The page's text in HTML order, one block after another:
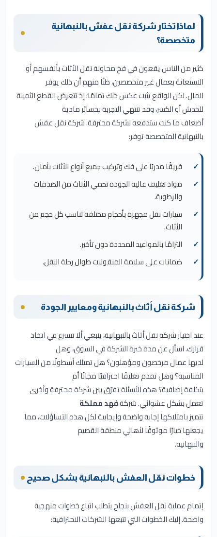
لماذا تختار شركة نقل عفش بالنبهانية
متخصصة؟
كثير من الناس يقعون في فخ محاولة نقل الأثاث بأنفسهم أو
الاستعانة بعمال غير متخصصين، ظنًّا منهم أن ذلك يوفر
المال. لكن الواقع يثبت عكس ذلك تمامًا؛ إذ تتعرض القطع الثمينة
للخدش أو الكسر، وقد تنتهي التجربة بخسائر مادية
أضعاف ما كنت ستدفعه لشركة محترفة. شركة نقل عفش
بالنبهانية المتخصصة توفر:
فريقًا مدربًا على فك وتركيب جميع أنواع الأثاث بأمان.
مواد تغليف عالية الجودة تحمي الأثاث من الصدمات
والرطوبة.
سيارات نقل مجهزة بأحجام مختلفة تناسب كل حجم من
الأثاث.
التزامًا بالمواعيد المحددة دون تأخير.
ضمانات على سلامة المنقولات طوال رحلة النقل.
شركة نقل أثاث بالنبهانية ومعايير الجودة
عند اختيار شركة نقل أثاث بالنبهانية، ينبغي ألا تتسرع في اتخاذ
قرارك. اسأل عن مدة خبرة الشركة في السوق، وهل
لديها عمال مرخصون ومؤهلون؟ هل تمتلك أسطولًا من السيارات
المناسبة؟ وهل تقدم تغليفًا احترافيًا مجانًا أم
بتكلفة إضافية؟ هذه الأسئلة تفرّق بين شركة محترفة وأخرى
تعمل بشكل عشوائي. شركةفهد مملكة
تتميز بامتلاكها إجابة واضحة وإيجابية لكل هذه التساؤلات، مما
يجعلها خيارًا موثوقًا لأهالي منطقة القصيم
والنبهانية.
خطوات نقل العفش بالنبهانية بشكل صحيح
إتمام عملية نقل العفش بنجاح يتطلب اتباع خطوات منهجية
واضحة. إليك الخطوات التي تتبعها الشركات الاحترافية: